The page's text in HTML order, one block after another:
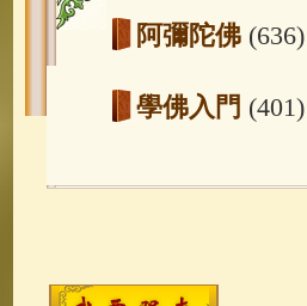
阿彌陀佛 (636)
學佛入門 (401)
玉曆寶鈔(236)